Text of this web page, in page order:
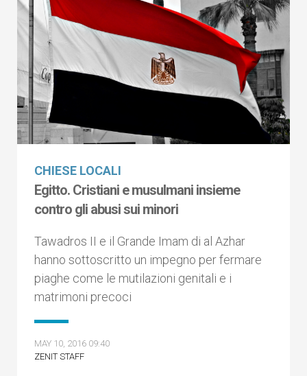
CHIESE LOCALI
Egitto. Cristiani e musulmani insieme
contro gli abusi sui minori
Tawadros II e il Grande Imam di al Azhar
hanno sottoscritto un impegno per fermare
piaghe come le mutilazioni genitali e i
matrimoni precoci
MAY 10, 2016 09:40
ZENIT STAFF